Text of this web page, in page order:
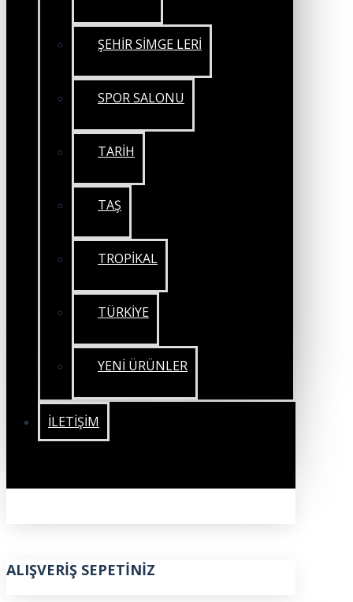
ŞEHİR SİMGE LERİ
SPOR SALONU
TARİH
TAŞ
TROPİKAL
TÜRKİYE
YENİ ÜRÜNLER
İLETIŞIM
ALIŞVERIŞ SEPETINIZ